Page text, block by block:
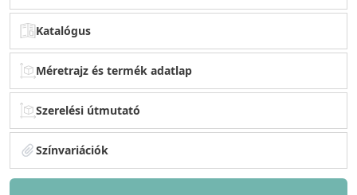
Katalógus
Méretrajz és termék adatlap
Szerelési útmutató
Színvariációk